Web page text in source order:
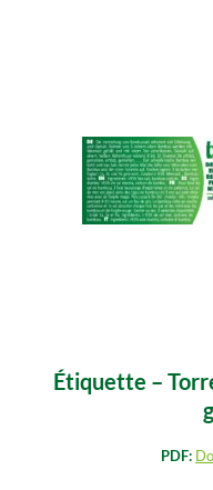
Étiquette –
PDF: